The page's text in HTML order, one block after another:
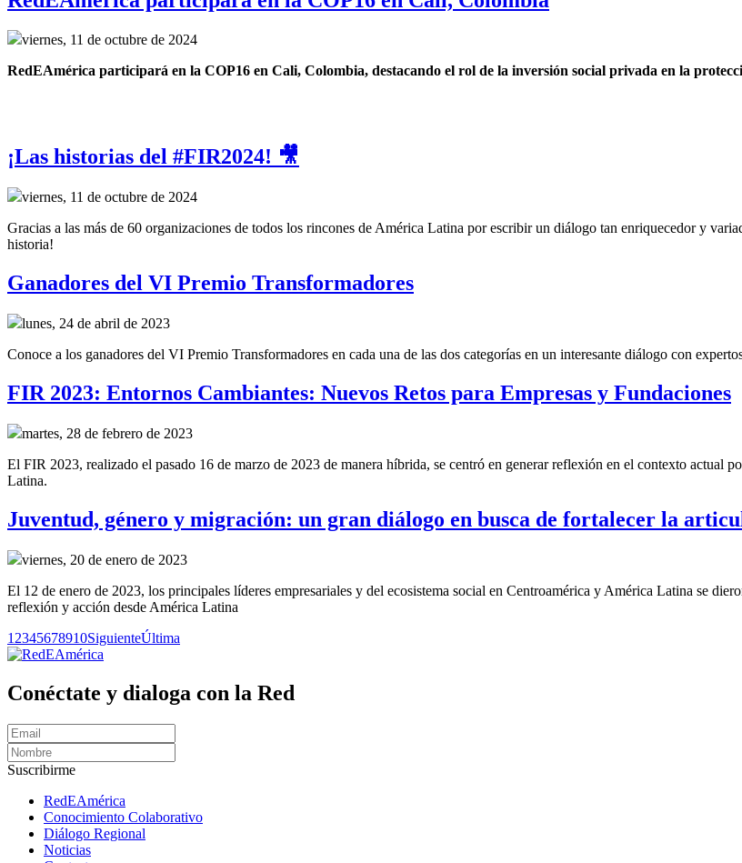
viernes, 11 de octubre de 2024
RedEAmérica participará en la COP16 en Cali, Colombia, destacando el rol de la inversión social privada en la
¡Las historias del #FIR2024! 🎥
viernes, 11 de octubre de 2024
Gracias a las más de 60 organizaciones de todos los rincones de América Latina por escribir un diálogo tan enriquecedor y
historia!
Ganadores del VI Premio Transformadores
lunes, 24 de abril de 2023
Conoce a los ganadores del VI Premio Transformadores en cada una de las dos categorías en un interesante diálogo con
FIR 2023: Entornos Cambiantes: Nuevos Retos para Empresas y Fundaciones
martes, 28 de febrero de 2023
El FIR 2023, realizado el pasado 16 de marzo de 2023 de manera híbrida, se centró en generar reflexión en el contexto actual
Latina.
Juventud, género y migración: un gran diálogo en busca de fortalecer la
viernes, 20 de enero de 2023
El 12 de enero de 2023, los principales líderes empresariales y del ecosistema social en Centroamérica y América Latina se
reflexión y acción desde América Latina
1 2345678910SiguienteÚltima
Conéctate y dialoga con la Red
Suscribirme
RedEAmérica
Conocimiento Colaborativo
Diálogo Regional
Noticias